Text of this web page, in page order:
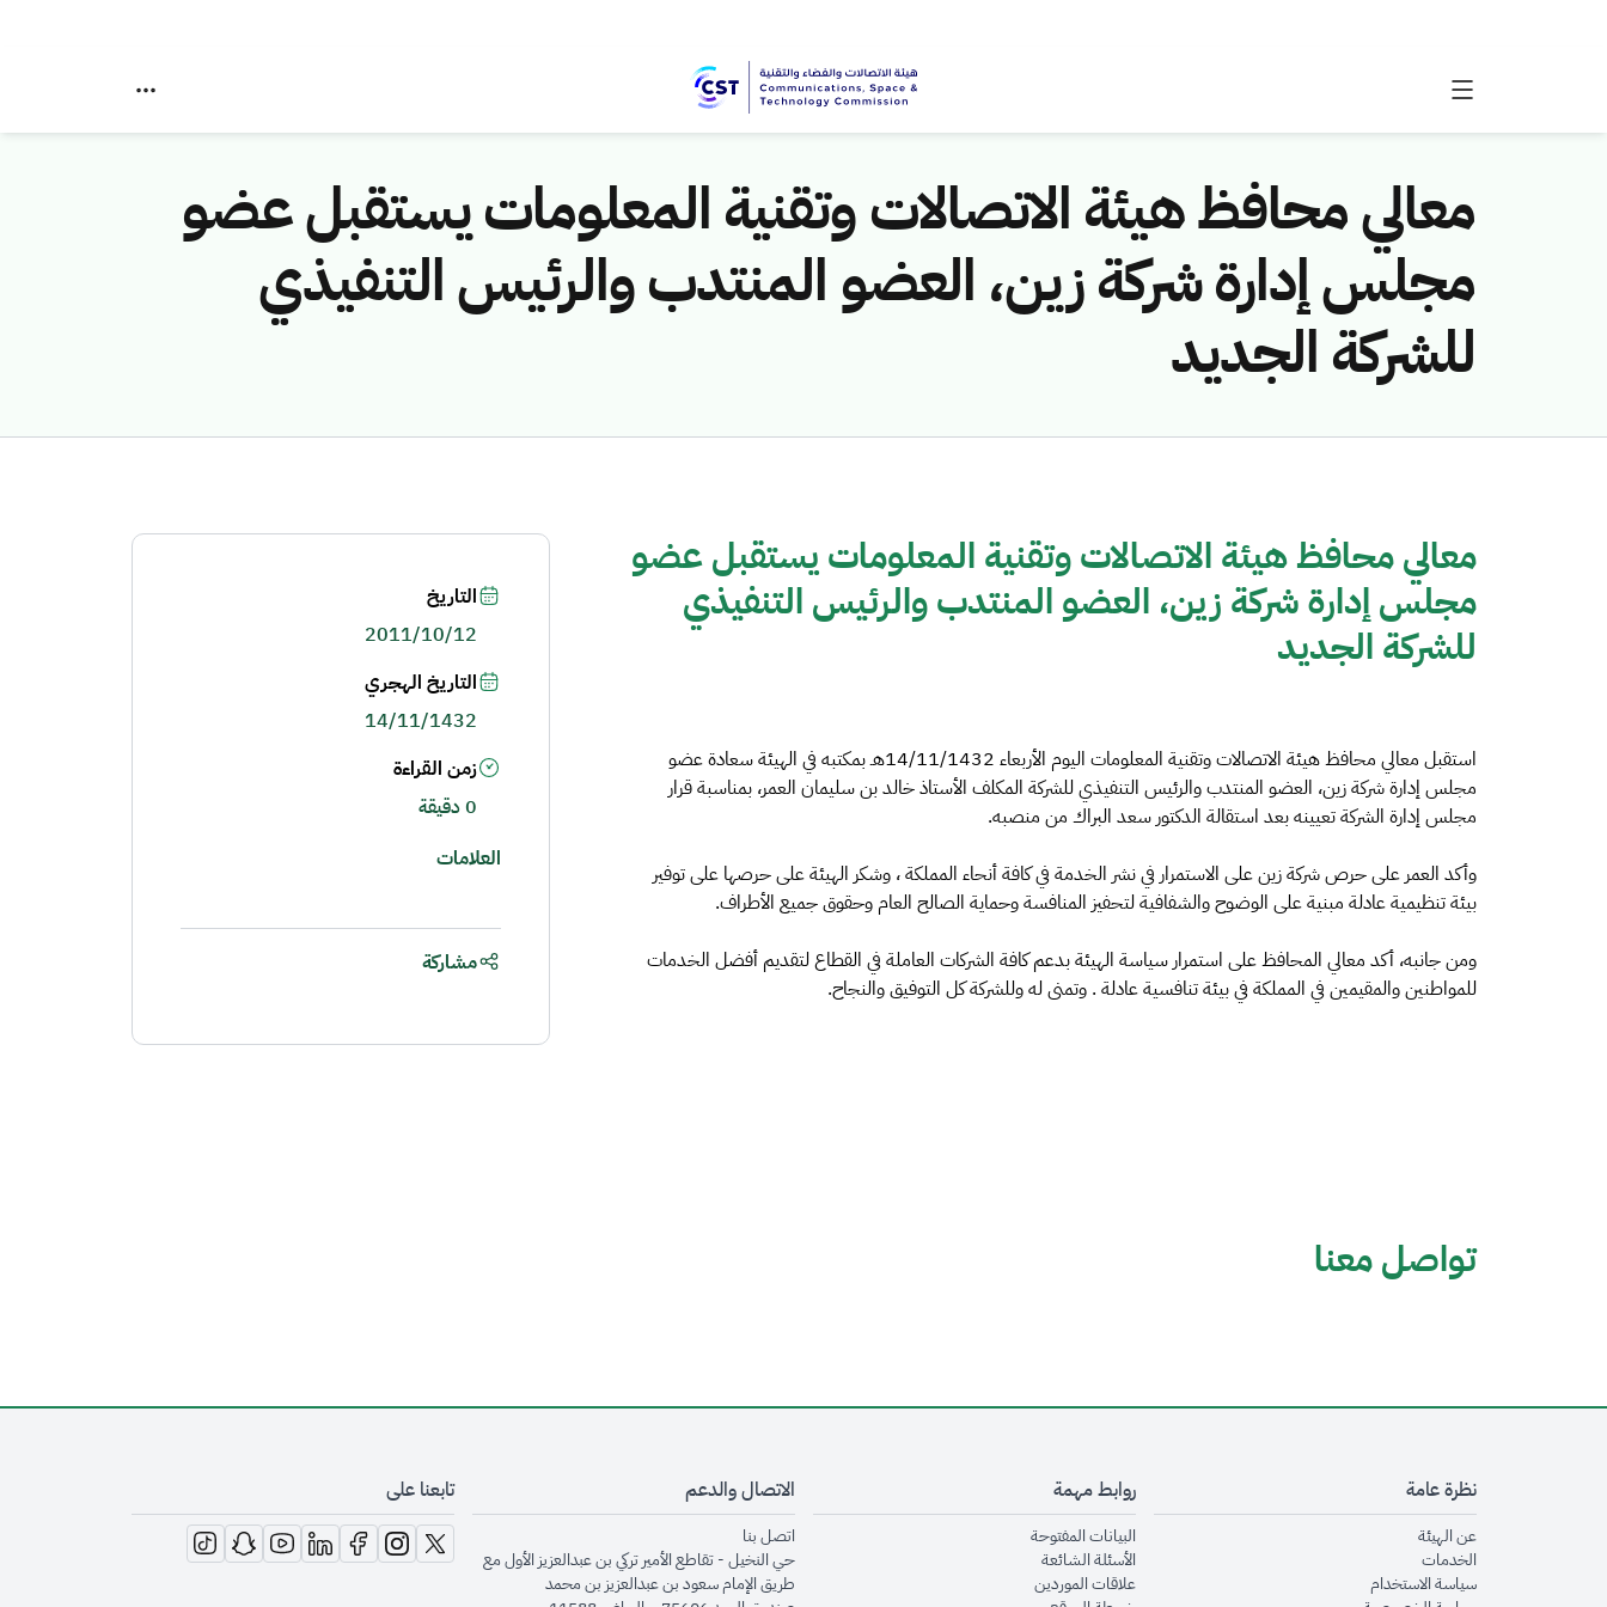
معالي محافظ هيئة الاتصالات وتقنية المعلومات يستقبل عضو
مجلس إدارة شركة زين، العضو المنتدب والرئيس التنفيذي
للشركة الجديد
معالي محافظ هيئة الاتصالات وتقنية المعلومات يستقبل عضو
مجلس إدارة شركة زين، العضو المنتدب والرئيس التنفيذي
للشركة الجديد
استقبل معالي محافظ هيئة الاتصالات وتقنية المعلومات اليوم الأربعاء 14/11/1432هـ بمكتبه في الهيئة سعادة عضو
مجلس إدارة شركة زين، العضو المنتدب والرئيس التنفيذي للشركة المكلف الأستاذ خالد بن سليمان العمر، بمناسبة قرار
مجلس إدارة الشركة تعيينه بعد استقالة الدكتور سعد البراك من منصبه.
وأكد العمر على حرص شركة زين على الاستمرار في نشر الخدمة في كافة أنحاء المملكة ، وشكر الهيئة على حرصها على توفير
بيئة تنظيمية عادلة مبنية على الوضوح والشفافية لتحفيز المنافسة وحماية الصالح العام وحقوق جميع الأطراف.
ومن جانبه، أكد معالي المحافظ على استمرار سياسة الهيئة بدعم كافة الشركات العاملة في القطاع لتقديم أفضل الخدمات
للمواطنين والمقيمين في المملكة في بيئة تنافسية عادلة . وتمنى له وللشركة كل التوفيق والنجاح.
التاريخ
2011/10/12
التاريخ الهجري
14/11/1432
زمن القراءة
0 دقيقة
العلامات
مشاركة
تواصل معنا
نظرة عامة
عن الهيئةopens in new window
الخدماتopens in new window
سياسة الاستخدام
روابط مهمة
البيانات المفتوحةopens in new window
الأسئلة الشائعةopens in new window
علاقات الموردينopens in new window
الاتصال والدعم
اتصل بنا
حي النخيل - تقاطع الأمير تركي بن عبدالعزيز الأول مع
طريق الإمام سعود بن عبدالعزيز بن محمد
تابعنا على
opens in new window
opens in new window
opens in new window
opens in new window
opens in new window
opens in new window
opens in new window